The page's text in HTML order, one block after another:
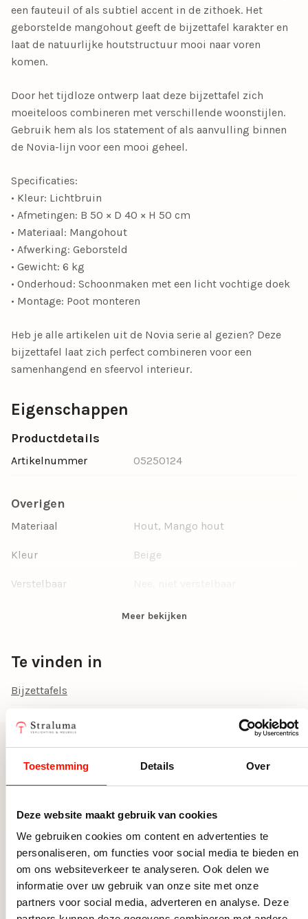
Toestemming Details Over
Deze website maakt gebruik van cookies
We gebruiken cookies om content en advertenties te
personaliseren, om functies voor social media te bieden en
om ons websiteverkeer te analyseren. Ook delen we
informatie over uw gebruik van onze site met onze
partners voor social media, adverteren en analyse. Deze
een fauteuil of als subtiel accent in de zithoek. Het
geborstelde mangohout geeft de bijzettafel karakter en
laat de natuurlijke houtstructuur mooi naar voren
komen.
Door het tijdloze ontwerp laat deze bijzettafel zich
moeiteloos combineren met verschillende woonstijlen.
Gebruik hem als los statement of als aanvulling binnen
de Novia-lijn voor een mooi geheel.
Specificaties:
• Kleur: Lichtbruin
• Afmetingen: B 50 × D 40 × H 50 cm
• Materiaal: Mangohout
• Afwerking: Geborsteld
• Gewicht: 6 kg
• Onderhoud: Schoonmaken met een licht vochtige doek
• Montage: Poot monteren
Heb je alle artikelen uit de Novia serie al gezien? Deze
bijzettafel laat zich perfect combineren voor een
samenhangend en sfeervol interieur.
Eigenschappen
Productdetails
Artikelnummer 05250124
Overigen
Materiaal Hout, Mango hout
Kleur Beige
Verstelbaar
50
Lengte (cm)
Meer bekijken
Te vinden in
Bijzettafels
Meer uit deze serie